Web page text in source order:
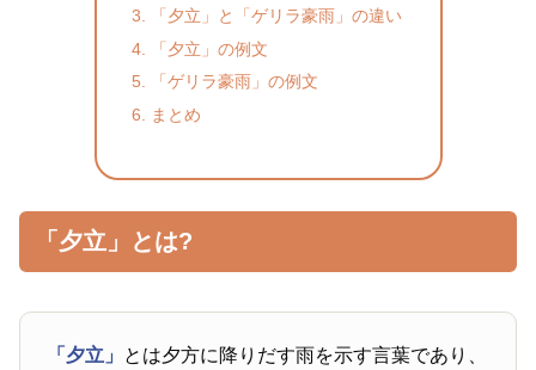
「夕立」と「ゲリラ豪雨」の違い
「夕立」の例文
「ゲリラ豪雨」の例文
まとめ
「夕立」とは?
「夕立」 とは夕方に降りだす雨を示す言葉であり、